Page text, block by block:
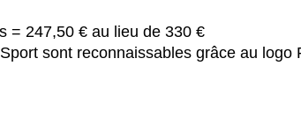
= 247,50 € au lieu de 330 €
sont reconnaissables grâce au logo